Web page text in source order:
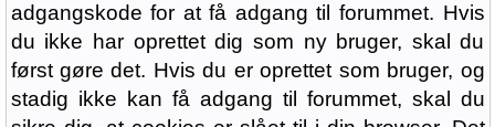
adgangskode for at få adgang til forummet. Hvis
du ikke har oprettet dig som ny bruger, skal du
først gøre det. Hvis du er oprettet som bruger, og
stadig ikke kan få adgang til forummet, skal du